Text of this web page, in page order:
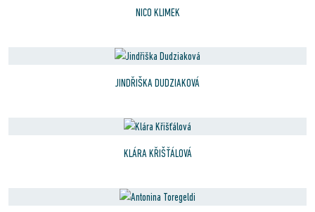
NICO KLIMEK
JINDŘIŠKA DUDZIAKOVÁ
KLÁRA KŘIŠŤÁLOVÁ